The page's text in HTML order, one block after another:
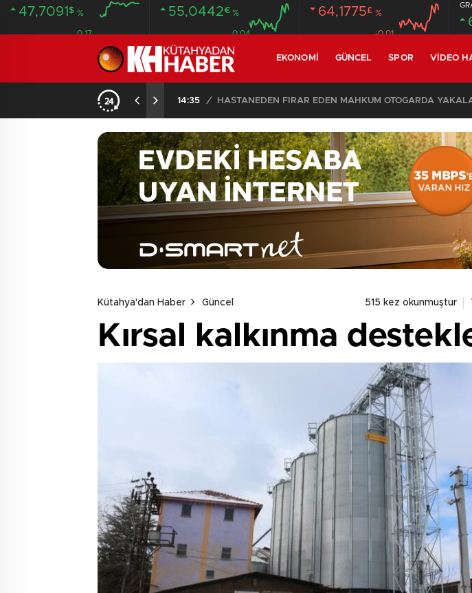
47,7091 $ %
0.17
55,0442€ %
0.04
64,1775£ %
-0.01
EKONOMI GÜNCEL SPOR VIDEO
14:35 / HASTANEDEN FİRAR EDEN MAHKUM OTOGARDA
Kütahya'dan Haber Güncel 515 kez okunmuştur
Kırsal kalkınma